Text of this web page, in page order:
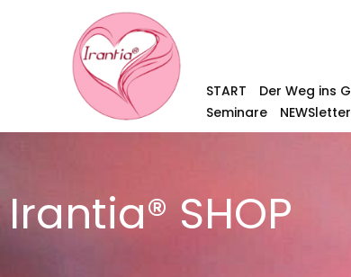
START Der Weg ins
Seminare
NEWSletter
Irantia® SHOP